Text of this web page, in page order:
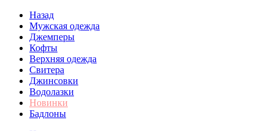
Назад
Мужская одежда
Джемперы
Кофты
Верхняя одежда
Свитера
Джинсовки
Водолазки
Новинки
Бадлоны